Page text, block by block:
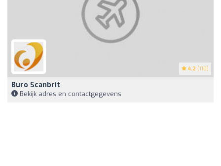
4.2 (110)
Buro Scanbrit
Bekijk adres en contactgegevens